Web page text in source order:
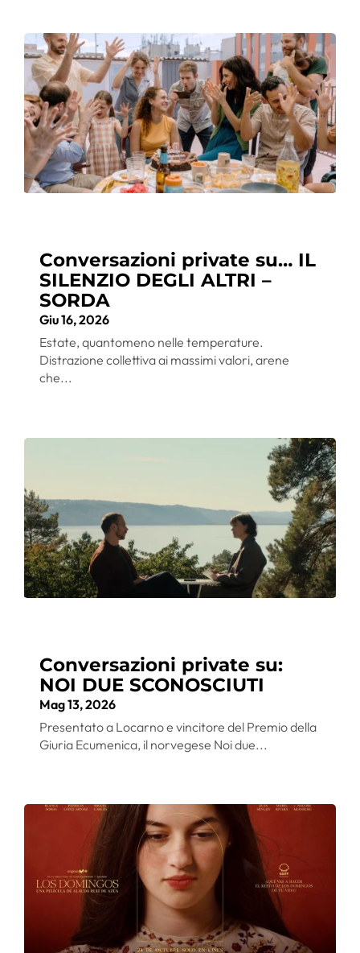
Conversazioni private su… IL
SILENZIO DEGLI ALTRI –
SORDA
Giu 16, 2026
Estate, quantomeno nelle temperature.
Distrazione collettiva ai massimi valori, arene
che...
Conversazioni private su:
NOI DUE SCONOSCIUTI
Mag 13, 2026
Presentato a Locarno e vincitore del Premio della
Giuria Ecumenica, il norvegese Noi due...